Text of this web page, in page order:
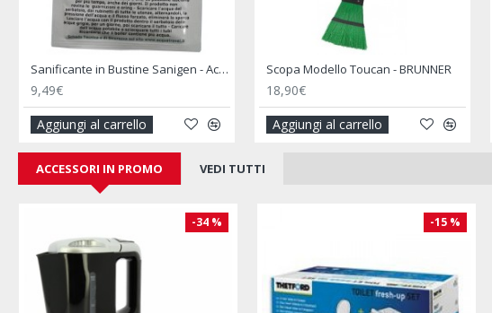
49,90€
Aggiungi al carrello
74,90€
Aggiungi al carrello
ACCESSORI IN PROMO VEDI TUTTI